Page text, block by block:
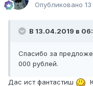
Опубликовано
В 13.04.2019 в
Спасибо за
000 рублей.
Дас ист фантастиш